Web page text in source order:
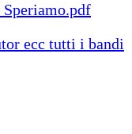
ecc tutti i bandi